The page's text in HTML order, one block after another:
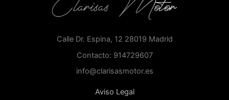
Calle Dr. Espina, 12 28019 Madrid
Contacto: 914729607
info@clarisasmotor.es
Aviso Legal